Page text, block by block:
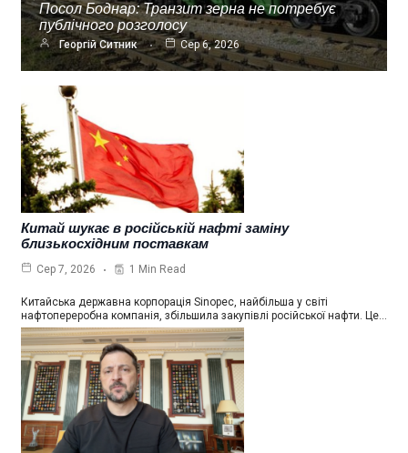
Посол Боднар: Транзит зерна не потребує
публічного розголосу
Георгій Ситник Сер 6, 2026
Китай шукає в російській нафті заміну
близькосхідним поставкам
Сер 7, 2026 1 Min Read
Китайська державна корпорація Sinopec, найбільша у світі
нафтопереробна компанія, збільшила закупівлі російської нафти. Це…